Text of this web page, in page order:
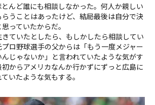
んど誰にも相談しなかった。何人か親しい
うことはあったけど、結局最後は自分で決
っていたからだ。
ていたとしたら、もしかしたら相談してい
ロ野球選手の父からは「もう一度メジャー
じゃないか」と言われていたような気がす
からアメリカなんか行かずにずっと広島に
いたような気もする。